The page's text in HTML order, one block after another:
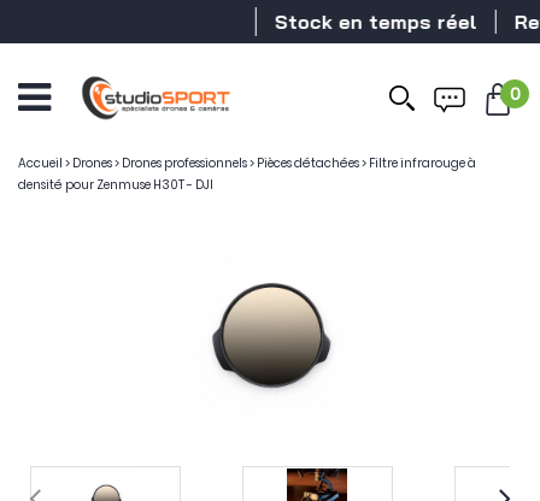
Stock en temps réel
0
Accueil > Drones> Drones professionnels> Pièces détachées> Filtre infrarouge à
densité pour Zenmuse H30T - DJI